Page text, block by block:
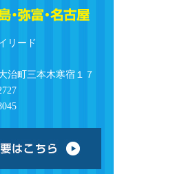
リード
治町三本木寒宿１７